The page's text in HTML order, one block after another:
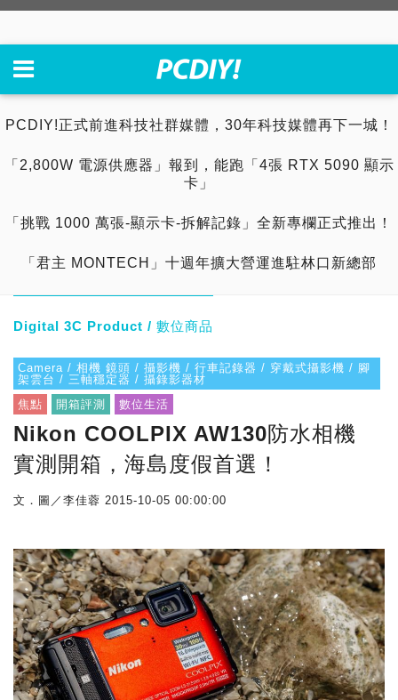
PCDIY!正式前進科技社群媒體，30年科技媒體再下一城！
「2,800W 電源供應器」報到，能跑「4張 RTX 5090 顯示
卡」
「挑戰 1000 萬張-顯示卡-拆解記錄」全新專欄正式推出！
「君主 MONTECH」十週年擴大營運進駐林口新總部
Digital 3C Product / 數位商品
Camera / 相機 鏡頭 / 攝影機 / 行車記錄器 / 穿戴式攝影機 / 腳
架雲台 / 三軸穩定器 / 攝錄影器材
焦點
開箱評測 數位生活
Nikon COOLPIX AW130防水相機
實測開箱，海島度假首選！
文．圖／李佳蓉 2015-10-05 00:00:00